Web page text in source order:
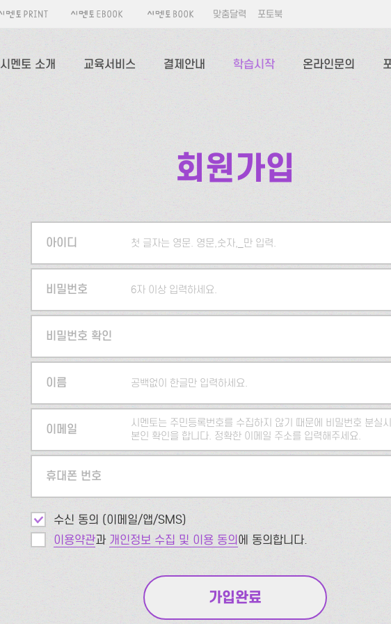
맞춤달력 포토북
시멘토 소개 교육서비스 결제안내 학습시작 온라인문의
회원가입
아이디 첫 글자는 영문. 영문,숫자,_만 입력.
5자 이상 입력하세요.
비밀번호 6자 이상 입력하세요.
비밀번호 확인
이름 공백없이 한글만 입력하세요.
이메일
시멘토는 주민등록번호를 수집하지 않기 때문에 비밀번호 분실
본인 확인을 합니다. 정확한 이메일 주소를 입력해주세요.
휴대폰 번호
수신 동의 (이메일/앱/SMS)
이용약관과 개인정보 수집 및 이용 동의에 동의합니다.